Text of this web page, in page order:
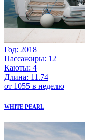
Год: 2018
Пассажиры: 12
Каюты: 4
Длина: 11.74
от 1055 в неделю
WHITE PEARL